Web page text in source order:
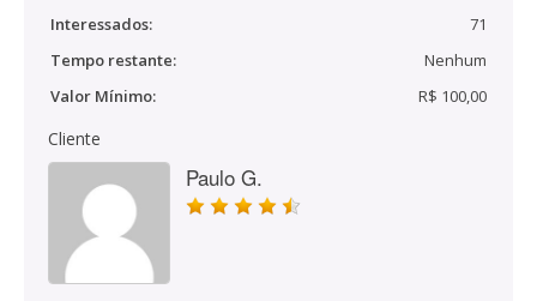
Interessados:
71
Tempo restante:
Nenhum
Valor Mínimo:
R$ 100,00
Cliente
Paulo G.